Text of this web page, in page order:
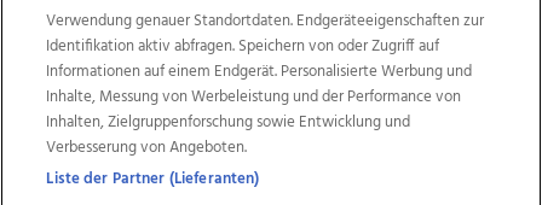
Weitere Angebote des Medienhauses Wimmer
TV1 di-mog-i.at OÖNow
Ischler Woche
Life Radio
OÖNachrichten
OÖN Immobilien
OÖN Karriere
OÖN Reise
Promenaden Galerien
Regionaljobs
wasistlos.at wirtrauern.at
Verwendung genauer Standortdaten. Endgeräteeigenschaften zur
Identifikation aktiv abfragen. Speichern von oder Zugriff auf
Informationen auf einem Endgerät. Personalisierte Werbung und
Inhalte, Messung von Werbeleistung und der Performance von
Inhalten, Zielgruppenforschung sowie Entwicklung und
Verbesserung von Angeboten.
Liste der Partner (Lieferanten)